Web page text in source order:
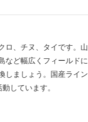
ロ、チヌ、タイです。山
など幅広くフィールドに
しましょう。国産ライン
しています。